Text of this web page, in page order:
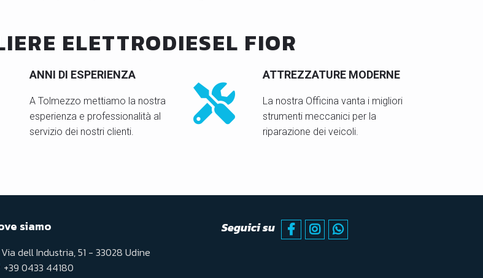
ELETTRODIESEL FIOR
ANNI DI ESPERIENZA
A Tolmezzo mettiamo la nostra
esperienza e professionalità al
servizio dei nostri clienti.
ATTREZZATURE MODERNE
La nostra Officina vanta i migliori
strumenti meccanici per la
riparazione dei veicoli.
siamo
Via dell Industria, 51 - 33028 Udine
+39 0433 44180
Seguici su